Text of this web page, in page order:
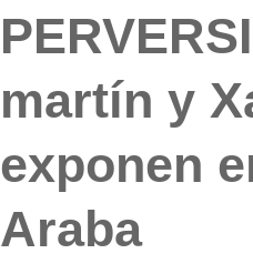
martín y
exponen
Araba